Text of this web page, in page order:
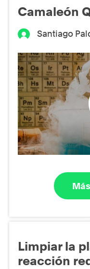
Camaleón
Santiago
Limpiar la
reacción